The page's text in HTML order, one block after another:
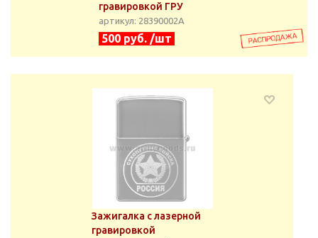
гравировкой ГРУ
артикул: 28390002А
500 руб. /шт
Зажигалка с лазерной
гравировкой